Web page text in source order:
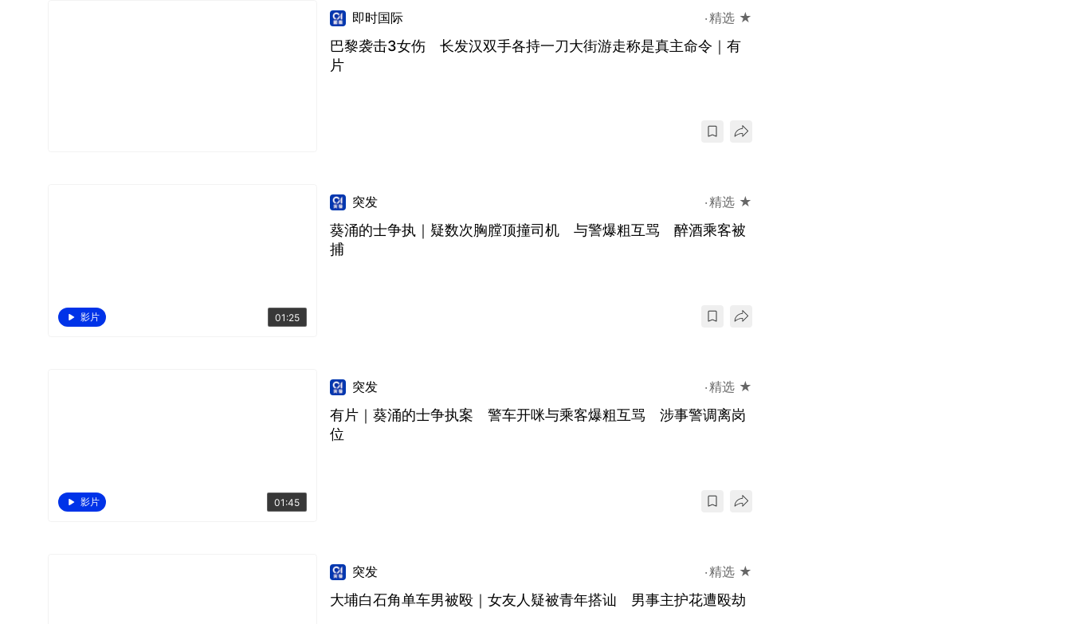
即时国际 精选 ★
巴黎袭击3女伤 长发汉双手各持一刀大街游走称是真主命令｜有
片
影片 01:25
突发 精选 ★
葵涌的士争执｜疑数次胸膛顶撞司机 与警爆粗互骂 醉酒乘客被
捕
影片 01:45
突发 精选 ★
有片｜葵涌的士争执案 警车开咪与乘客爆粗互骂 涉事警调离岗
位
突发 精选 ★
大埔白石角单车男被殴｜女友人疑被青年搭讪 男事主护花遭殴劫